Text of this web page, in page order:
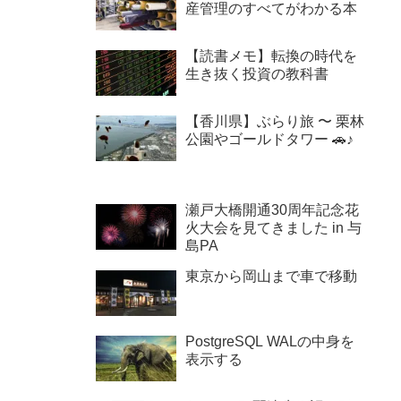
産管理のすべてがわかる本
【読書メモ】転換の時代を
生き抜く投資の教科書
【香川県】ぶらり旅 〜 栗林
公園やゴールドタワー 🚗♪
瀬戸大橋開通30周年記念花
火大会を見てきました in 与
島PA
東京から岡山まで車で移動
PostgreSQL WALの中身を
表示する